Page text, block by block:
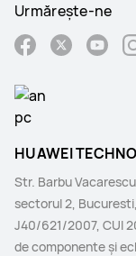
Urmărește-ne
HUAWEI
Str. Barbu
sectorul 2,
J40/621/2007, CUI
de componente şi